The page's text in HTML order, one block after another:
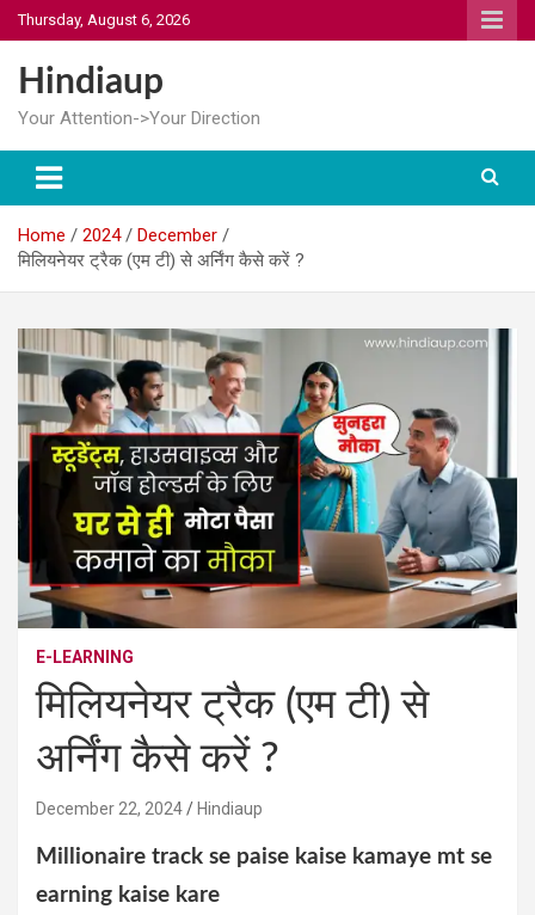
Skip
to
content
Thursday, August 6, 2026
Hindiaup
Your Attention->Your Direction
Home 2024
December
मिलियनेयर ट्रैक (एम टी) से अर्निंग कैसे करें ?
E-LEARNING
मिलियनेयर ट्रैक (एम टी) से
अर्निंग कैसे करें ?
December 22, 2024 Hindiaup
Millionaire track se paise kaise kamaye mt se
earning kaise kare